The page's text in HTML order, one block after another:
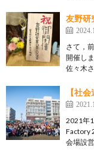
友野研
さて，
開催し
佐々木
【社
2021年
Factory
会場設